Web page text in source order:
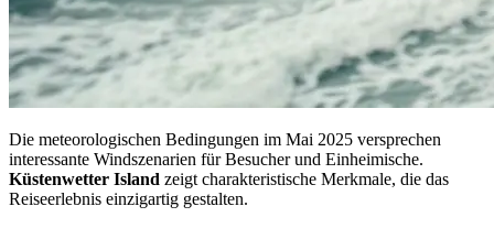
Die meteorologischen Bedingungen im Mai 2025 versprechen
interessante Windszenarien für Besucher und Einheimische.
Küstenwetter Island zeigt charakteristische Merkmale, die das
Reiseerlebnis einzigartig gestalten.